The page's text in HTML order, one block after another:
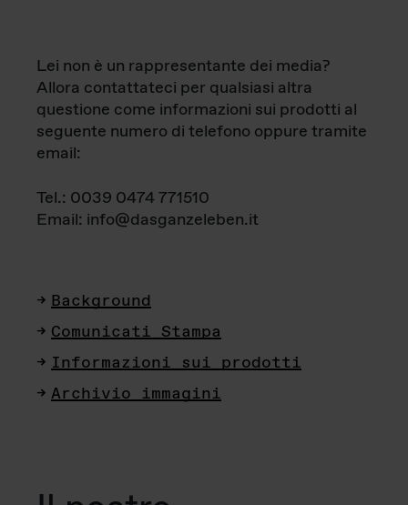
Lei non è un rappresentante dei media?
Allora contattateci per qualsiasi altra
questione come informazioni sui prodotti al
seguente numero di telefono oppure tramite
email:
Tel.: 0039 0474 771510
Email: info@dasganzeleben.it
Background
Comunicati Stampa
Informazioni sui prodotti
Archivio immagini